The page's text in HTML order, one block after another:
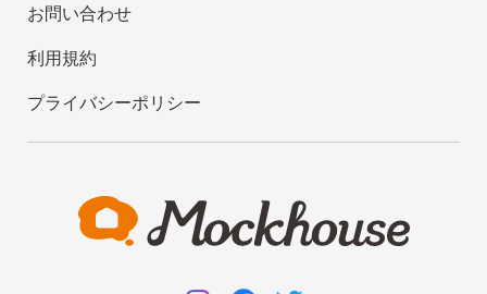
お問い合わせ
利用規約
プライバシーポリシー